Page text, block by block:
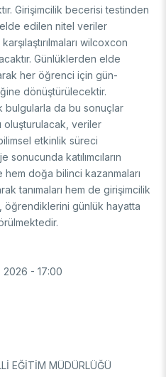
Institute
(BUTAL)
Information Center (ULAKBİM)
and Sustainability Research
E. (SPACE)
Girişimcilik becerisi testinden
edilen nitel veriler
wilcoxcon
Günlüklerden elde
her öğrenci için gün-
dönüştürülecektir.
da bu sonuçlar
oluşturulacak, veriler
etkinlik süreci
katılımcıların
doğa bilinci kazanmaları
tanımaları hem de girişimcilik
öğrendiklerini günlük hayatta
2026 - 17:00
EĞİTİM MÜDÜRLÜĞÜ